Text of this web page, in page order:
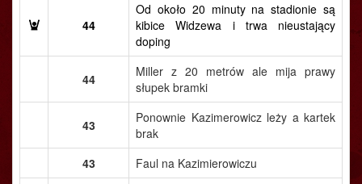
44
Od około 20 minuty na stadionie są
kibice Widzewa i trwa nieustający
doping
44
Miller z 20 metrów ale mija prawy
słupek bramki
43
Ponownie Kazimerowicz leży a kartek
brak
43
Faul na Kazimierowiczu